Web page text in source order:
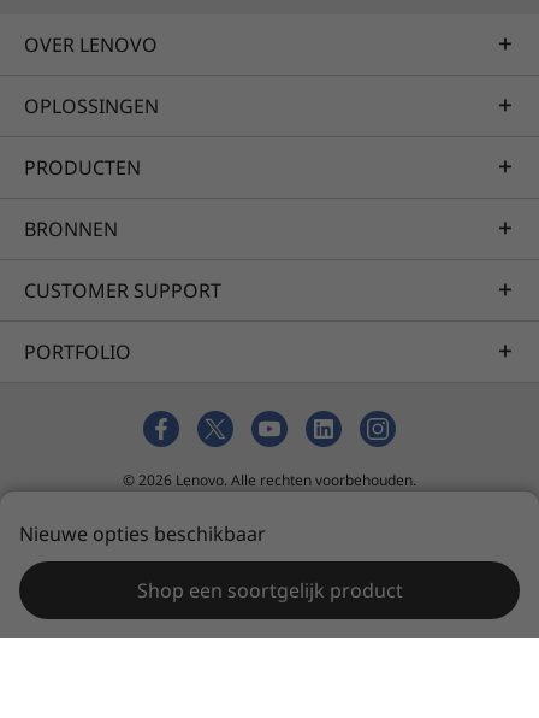
OVER LENOVO
OPLOSSINGEN
PRODUCTEN
BRONNEN
CUSTOMER SUPPORT
PORTFOLIO
© 2026 Lenovo. Alle rechten voorbehouden.
Sitemap
Nieuwe opties beschikbaar
Shop een soortgelijk product